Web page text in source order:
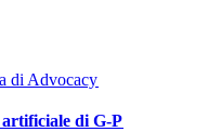
di Advocacy​​
di G-P​​